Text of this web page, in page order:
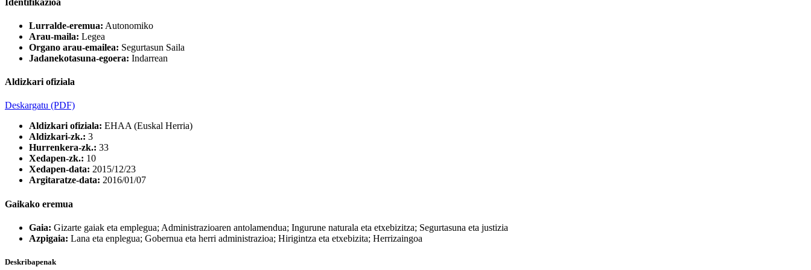
Lurralde-eremua: Autonomiko
Arau-maila: Legea
Organo arau-emailea: Segurtasun Saila
Jadanekotasuna-egoera: Indarrean
Aldizkari ofiziala
Deskargatu (PDF)
Aldizkari ofiziala: EHAA (Euskal Herria)
Aldizkari-zk.: 3
Hurrenkera-zk.: 33
Xedapen-zk.: 10
Xedapen-data: 2015/12/23
Argitaratze-data: 2016/01/07
Gaikako eremua
Gaia: Gizarte gaiak eta emplegua; Administrazioaren antolamendua; Ingurune naturala eta etxebizitza; Segurtasuna eta justizia
Azpigaia: Lana eta enplegua; Gobernua eta herri administrazioa; Hirigintza eta etxebizita; Herrizaingoa
Deskribapenak